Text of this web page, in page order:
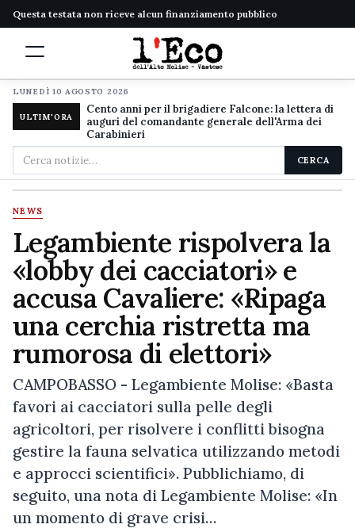
Questa testata non riceve alcun finanziamento pubblico
LUNEDÌ 10 AGOSTO 2026
ULTIM'ORA
Cento anni per il brigadiere Falcone: la lettera di
auguri del comandante generale dell'Arma dei
Carabinieri
Cerca
nel
sito
CERCA
NEWS
Legambiente rispolvera la
«lobby dei cacciatori» e
accusa Cavaliere: «Ripaga
una cerchia ristretta ma
rumorosa di elettori»
CAMPOBASSO - Legambiente Molise: «Basta
favori ai cacciatori sulla pelle degli
agricoltori, per risolvere i conflitti bisogna
gestire la fauna selvatica utilizzando metodi
e approcci scientifici». Pubblichiamo, di
seguito, una nota di Legambiente Molise: «In
un momento di grave crisi…